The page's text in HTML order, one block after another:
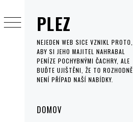
PLEZ
NEJEDEN WEB SICE VZNIKL PROTO,
ABY SI JEHO MAJITEL NAHRABAL
PENÍZE POCHYBNÝMI ČACHRY, ALE
BUĎTE UJIŠTĚNI, ŽE TO ROZHODNĚ
NENÍ PŘÍPAD NAŠÍ NABÍDKY.
MenuDOMOV
to
content